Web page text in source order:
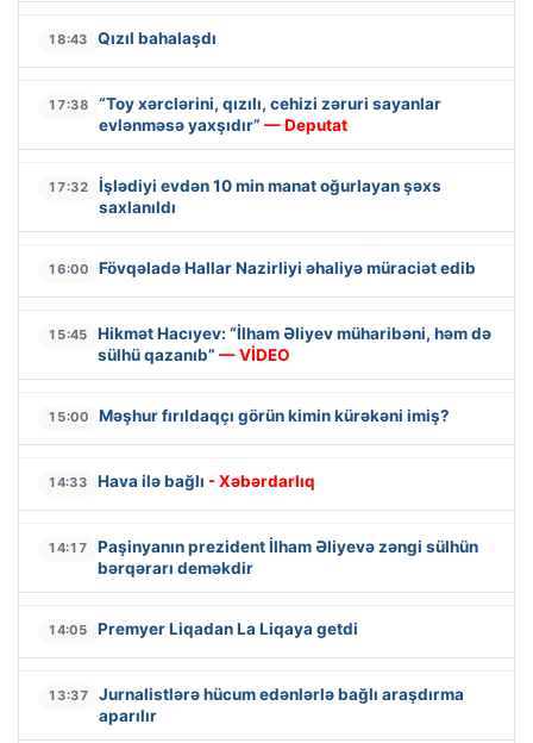
18:43 Qızıl bahalaşdı
17:38
“Toy xərclərini, qızılı, cehizi zəruri sayanlar
evlənməsə yaxşıdır” — Deputat
17:32
İşlədiyi evdən 10 min manat oğurlayan şəxs
saxlanıldı
16:00 Fövqəladə Hallar Nazirliyi əhaliyə müraciət edib
15:45
Hikmət Hacıyev: “İlham Əliyev müharibəni, həm də
sülhü qazanıb” — VİDEO
15:00 Məşhur fırıldaqçı görün kimin kürəkəni imiş?
14:33 Hava ilə bağlı - Xəbərdarlıq
14:17
Paşinyanın prezident İlham Əliyevə zəngi sülhün
bərqərarı deməkdir
14:05 Premyer Liqadan La Liqaya getdi
13:37
Jurnalistlərə hücum edənlərlə bağlı araşdırma
aparılır